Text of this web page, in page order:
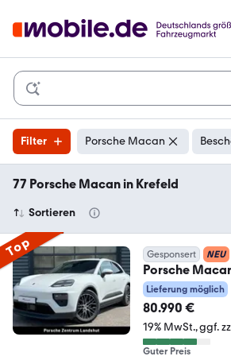
Filter Porsche Macan
77 Porsche Macan in Krefeld
Sortieren
Top Gesponsert NEU
Porsche
InnoDrive | AHK |
Lieferung möglich
80.990 €
19% MwSt. ggf.
Guter Preis